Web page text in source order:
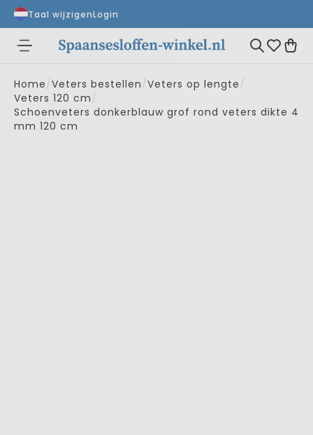
Taal wijzigenLogin
Home/Veters bestellen/Veters op lengte/
Veters 120 cm/
Schoenveters donkerblauw grof rond veters dikte 4
mm 120 cm